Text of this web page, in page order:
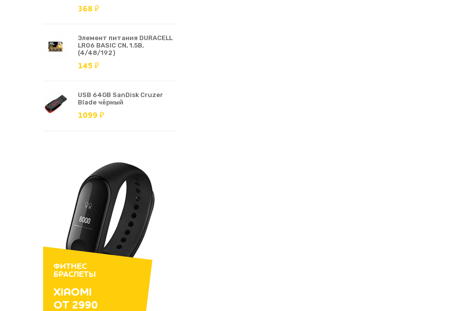
368 ₽
Элемент питания DURACELL
LR06 BASIC CN, 1.5В,
(4/48/192)
145 ₽
USB 64GB SanDisk Cruzer
Blade чёрный
1099 ₽
ФИТНЕС
БРАСЛЕТЫ
XIAOMI
ОТ 2990